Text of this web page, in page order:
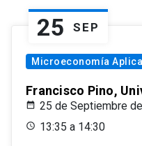
25 SEP
Microeconomía
Francisco Pino,
25 de Septiembre
13:35 a 14:30